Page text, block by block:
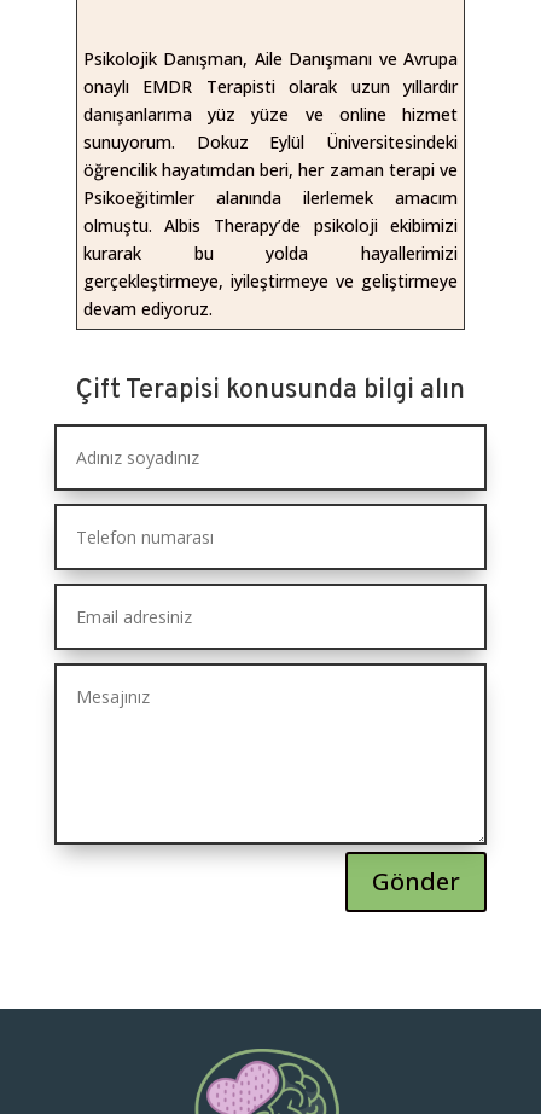
Psikolojik Danışman, Aile Danışmanı ve Avrupa
onaylı EMDR Terapisti olarak uzun yıllardır
danışanlarıma yüz yüze ve online hizmet
sunuyorum. Dokuz Eylül Üniversitesindeki
öğrencilik hayatımdan beri, her zaman terapi ve
Psikoeğitimler alanında ilerlemek amacım
olmuştu. Albis Therapy’de psikoloji ekibimizi
kurarak bu yolda hayallerimizi
gerçekleştirmeye, iyileştirmeye ve geliştirmeye
devam ediyoruz.
Çift Terapisi konusunda bilgi alın
Gönder